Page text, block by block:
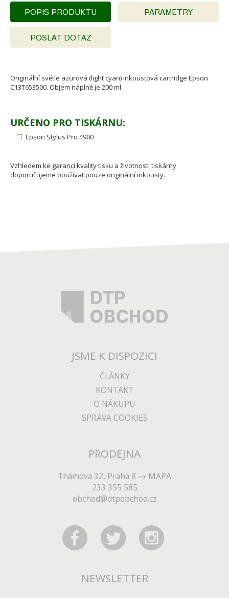
POPIS PRODUKTU PARAMETRY
POSLAT DOTAZ
Originální světle azurová (light cyan) inkoustová cartridge Epson
C13T653500. Objem náplně je 200 ml.
URČENO PRO TISKÁRNU:
Epson Stylus Pro 4900
Vzhledem ke garanci kvality tisku a životnosti tiskárny
doporučujeme používat pouze originální inkousty.
JSME K DISPOZICI
ČLÁNKY
KONTAKT
O NÁKUPU
SPRÁVA COOKIES
PRODEJNA
Thámova 32, Praha 8
MAPA
233 355 585
obchod@dtpobchod.cz
NEWSLETTER